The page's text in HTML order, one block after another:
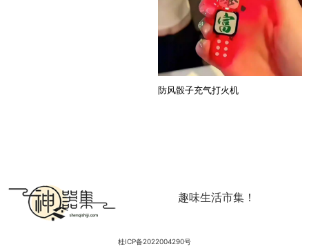
防风骰子充气打火机
趣味生活市集！
桂ICP备2022004290号